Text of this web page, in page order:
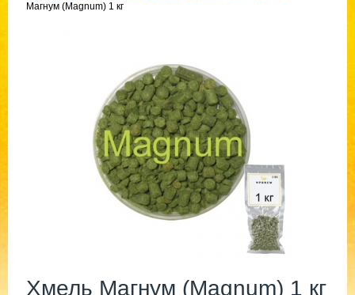
Магнум (Magnum) 1 кг
Хмель Магнум (Magnum) 1 кг